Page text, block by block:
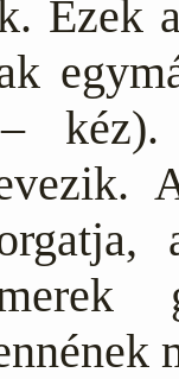
Ezek
–